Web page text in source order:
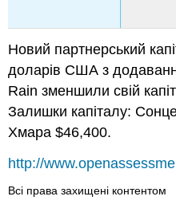
Новий партнерський
доларів США з
Rain зменшили свій
Залишки капіталу:
Хмара $46,400.
http://
Всі права захищені контентом